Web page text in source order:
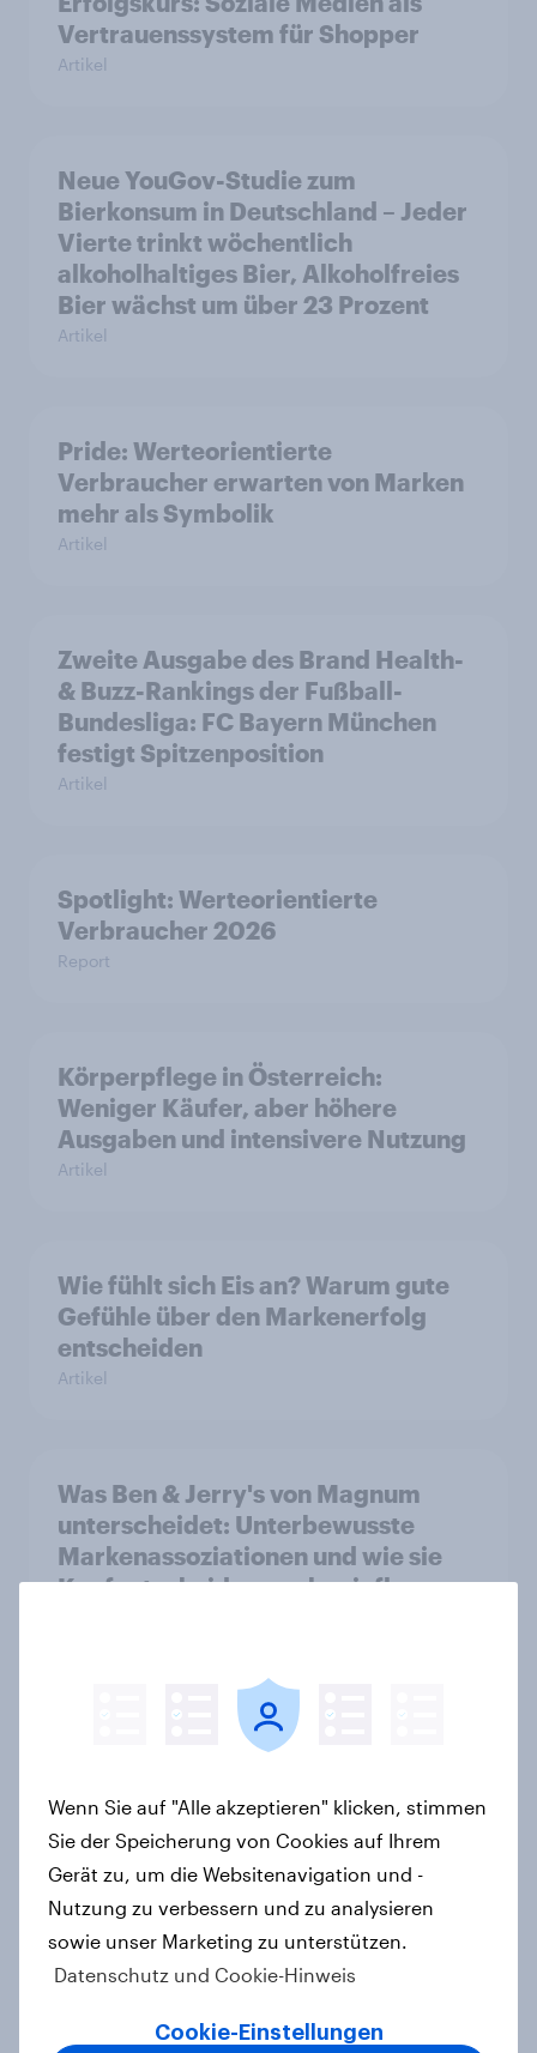
Vertrauenssystem für Shopper
Artikel
Neue YouGov-Studie zum
Bierkonsum in Deutschland – Jeder
Vierte trinkt wöchentlich
alkoholhaltiges Bier, Alkoholfreies
Bier wächst um über 23 Prozent
Artikel
Pride: Werteorientierte
Verbraucher erwarten von Marken
mehr als Symbolik
Artikel
Zweite Ausgabe des Brand Health-
& Buzz-Rankings der Fußball-
Bundesliga: FC Bayern München
festigt Spitzenposition
Artikel
Spotlight: Werteorientierte
Verbraucher 2026
Report
Körperpflege in Österreich:
Weniger Käufer, aber höhere
Ausgaben und intensivere Nutzung
Artikel
Wie fühlt sich Eis an? Warum gute
Gefühle über den Markenerfolg
entscheiden
Artikel
Was Ben & Jerry's von Magnum
unterscheidet: Unterbewusste
Markenassoziationen und wie sie
Kaufentscheidungen beeinflussen
[DE On-Demand Webinar] Wenn KI
Das Geschäft mit dem Schlaf: Frei
verkäufliches Melatonin dominiert,
doch digitale Produkte bieten
Wenn Sie auf "Alle akzeptieren" klicken, stimmen
Sie der Speicherung von Cookies auf Ihrem
Gerät zu, um die Websitenavigation und -
Nutzung zu verbessern und zu analysieren
sowie unser Marketing zu unterstützen.
Datenschutz und Cookie-Hinweis
Cookie-Einstellungen